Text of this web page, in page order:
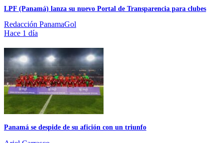
LPF (Panamá) lanza su nuevo Portal de Transparencia para clubes
Redacción PanamaGol
Hace 1 día
Panamá se despide de su afición con un triunfo